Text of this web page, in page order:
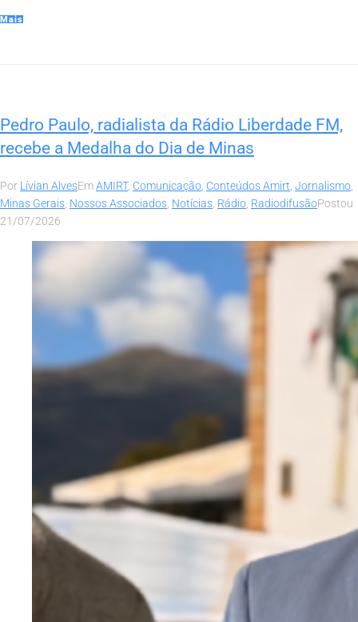
Mais
Pedro Paulo, radialista da Rádio Liberdade FM,
recebe a Medalha do Dia de Minas
Por Lívian AlvesEmAMIRT, Comunicação, Conteúdos Amirt, Jornalismo,
Minas Gerais, Nossos Associados, Notícias, Rádio, RadiodifusãoPostou
21/07/2026